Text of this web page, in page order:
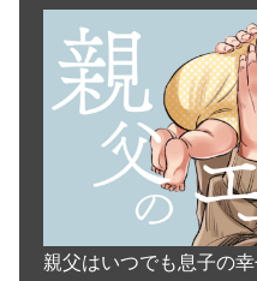
親父はいつでも息子の